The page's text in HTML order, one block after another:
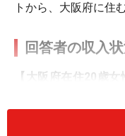
トから、大阪府に住
回答者の収入
【大阪府在住20歳
・家族構成：独身（